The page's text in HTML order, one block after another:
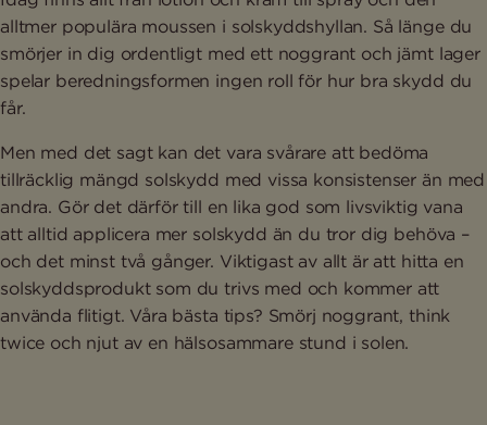
alltmer populära moussen i solskyddshyllan. Så länge du
smörjer in dig ordentligt med ett noggrant och jämt lager
spelar beredningsformen ingen roll för hur bra skydd du
får.
Men med det sagt kan det vara svårare att bedöma
tillräcklig mängd solskydd med vissa konsistenser än med
andra. Gör det därför till en lika god som livsviktig vana
att alltid applicera mer solskydd än du tror dig behöva –
och det minst två gånger. Viktigast av allt är att hitta en
solskyddsprodukt som du trivs med och kommer att
använda flitigt. Våra bästa tips? Smörj noggrant, think
twice och njut av en hälsosammare stund i solen.